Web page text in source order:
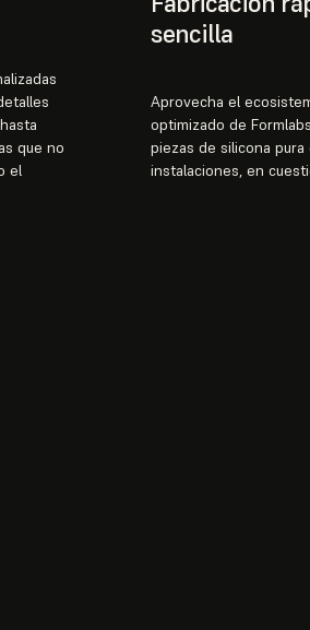
que no
el
sencilla
Aprovecha el
optimizado de
piezas de silicona
instalaciones, en